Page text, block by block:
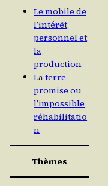
Le mobile de
l’intérêt
personnel et
la
production
La terre
promise ou
l’impossible
réhabilitatio
n
Thèmes